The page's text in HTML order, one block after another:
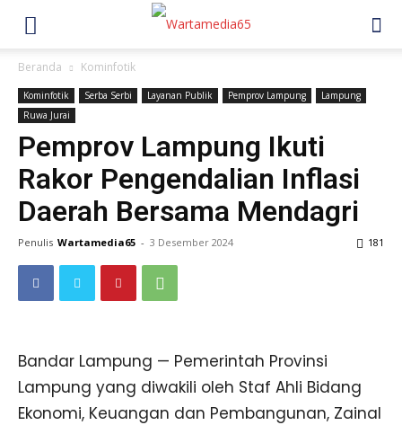
Beranda Kominfotik
Kominfotik Serba Serbi Layanan Publik Pemprov Lampung
Lampung
Ruwa Jurai
Pemprov Lampung Ikuti
Rakor Pengendalian Inflasi
Daerah Bersama Mendagri
Penulis Wartamedia65 - 3 Desember 2024 181
Bandar Lampung — Pemerintah Provinsi
Lampung yang diwakili oleh Staf Ahli Bidang
Ekonomi, Keuangan dan Pembangunan, Zainal